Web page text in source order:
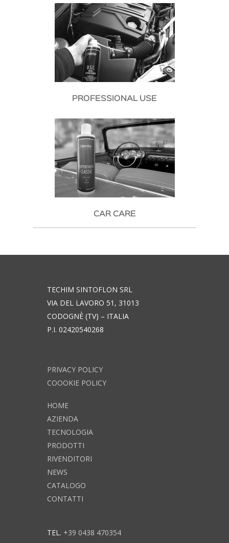
PROFESSIONAL USE
CAR CARE
TECHIM SINTOFLON SRL
VIA DEL LAVORO 51, 31013
CODOGNÈ (TV) – ITALIA
P.I. 02420540268
PRIVACY POLICY
COOOKIE POLICY
HOME
AZIENDA
TECNOLOGIA
PRODOTTI
RIVENDITORI
NEWS
CATALOGO
CONTATTI
TEL. +39 0438 470354